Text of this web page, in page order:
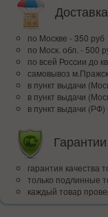
Доставка
по Москве - 350 руб
по Моск. обл. - 500
по всей Росcии до
самовывоз
в пункт выдачи
в пункт выдачи
в пункт выдачи (РФ)
Гарантии
гарантия качества
только подлинные
каждый товар